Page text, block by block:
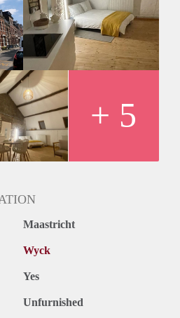
€ 835,- per maand.
€ 1250,-
+ 5
Maastricht
Wyck
Yes
Unfurnished